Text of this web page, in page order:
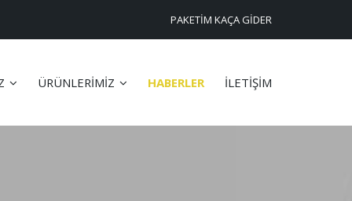
PAKETİM KAÇA GİDER
ÜRÜNLERİMİZ HABERLER İLETİŞİM